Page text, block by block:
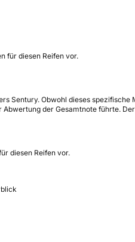
für diesen Reifen vor.
Sentury. Obwohl dieses
der Gesamtnote führte.
diesen Reifen vor.